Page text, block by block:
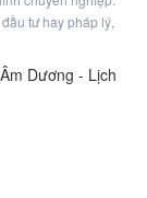
tư hay pháp lý,
Dương - Lịch